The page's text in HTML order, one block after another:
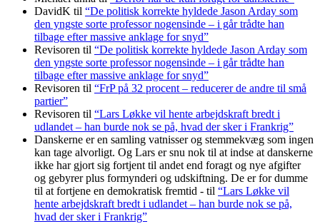
DavidK til “De politisk korrekte hyldede Jason Arday som
den yngste sorte professor nogensinde – i går trådte han
tilbage efter massive anklage for snyd”
Revisoren til “De politisk korrekte hyldede Jason Arday som
den yngste sorte professor nogensinde – i går trådte han
tilbage efter massive anklage for snyd”
Revisoren til “FrP på 32 procent – reducerer de andre til små
partier”
Revisoren til “Lars Løkke vil hente arbejdskraft bredt i
udlandet – han burde nok se på, hvad der sker i Frankrig”
Danskerne er en samling vatnisser og stemmekvæg som ingen
kan tage alvorligt. Og Lars er snu nok til at indse at danskerne
ikke har gjort sig fortjent til andet end foragt og nye afgifter
og gebyrer plus formynderi og udskiftning. De er for dumme
til at fortjene en demokratisk fremtid - til “Lars Løkke vil
hente arbejdskraft bredt i udlandet – han burde nok se på,
hvad der sker i Frankrig”